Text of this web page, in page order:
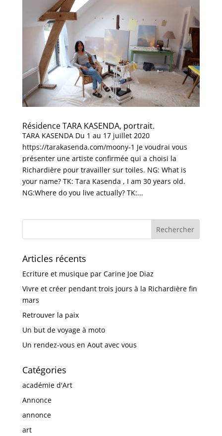
Résidence TARA KASENDA, portrait.
TARA KASENDA Du 1 au 17 juillet 2020
https://tarakasenda.com/moony-1 Je voudrai vous
présenter une artiste confirmée qui a choisi la
Richardière pour travailler sur toiles. NG: What is
your name? TK: Tara Kasenda , I am 30 years old.
NG:Where do you live actually? TK:...
Articles récents
Ecriture et musique par Carine Joe Diaz
Vivre et créer pendant trois jours à la Richardière fin
mars
Retrouver la paix
Un but de voyage à moto
Un rendez-vous en Aout avec vous
Catégories
académie d'Art
Annonce
annonce
art